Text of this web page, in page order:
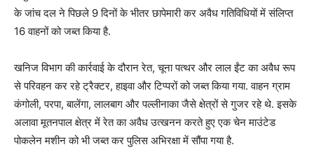
के जांच दल ने पिछले 9 दिनों के भीतर छापेमारी कर अवैध गतिविधियों में संलिप्त
16 वाहनों को जब्त किया है.
खनिज विभाग की कार्रवाई के दौरान रेत, चूना पत्थर और लाल ईंट का अवैध रूप
से परिवहन कर रहे ट्रैक्टर, हाइवा और टिप्परों को जब्त किया गया. वाहन ग्राम
कंगोली, परपा, बालेंगा, लालबाग और पल्लीनाका जैसे क्षेत्रों से गुजर रहे थे. इसके
अलावा मूतनपाल क्षेत्र में रेत का अवैध उत्खनन करते हुए एक चेन माउंटेड
पोकलेन मशीन को भी जब्त कर पुलिस अभिरक्षा में सौंपा गया है.